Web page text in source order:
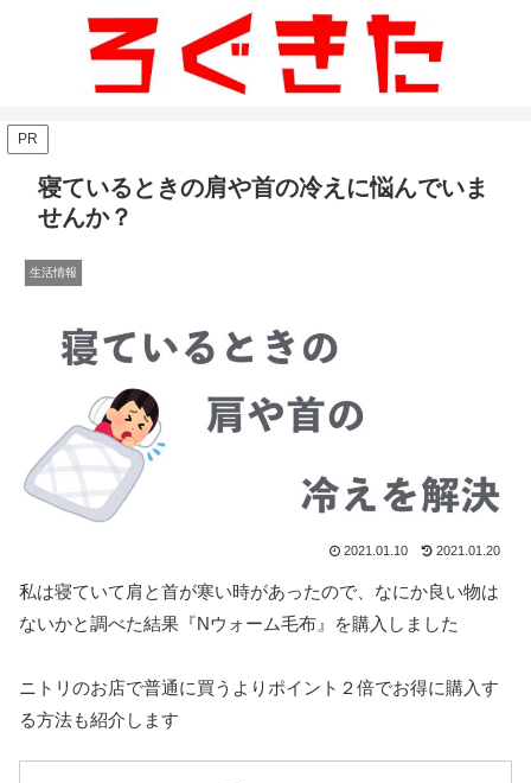
PR
寝ているときの肩や首の冷えに悩んでいま
せんか？
生活情報
2021.01.10 2021.01.20
私は寝ていて肩と首が寒い時があったので、なにか良い物は
ないかと調べた結果『Nウォーム毛布』を購入しました
ニトリのお店で普通に買うよりポイント２倍でお得に購入す
る方法も紹介します